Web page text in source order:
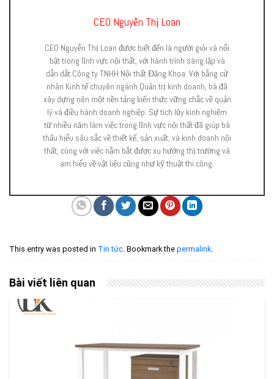
CEO Nguyễn Thị Loan
CEO Nguyễn Thị Loan được biết đến là người giỏi và nổi
bật trong lĩnh vực nội thất, với hành trình sáng lập và
dẫn dắt Công ty TNHH Nội thất Đăng Khoa. Với bằng cử
nhân Kinh tế chuyên ngành Quản trị kinh doanh, bà đã
xây dựng nên một nền tảng kiến thức vững chắc về quản
lý và điều hành doanh nghiệp. Sự tích lũy kinh nghiệm
từ nhiều năm làm việc trong lĩnh vực nội thất đã giúp bà
thấu hiểu sâu sắc về thiết kế, sản xuất, và kinh doanh nội
thất, cùng với việc nắm bắt được xu hướng thị trường và
am hiểu về vật liệu cũng như kỹ thuật thi công.
This entry was posted in Tin tức . Bookmark the permalink
Bài viết liên quan